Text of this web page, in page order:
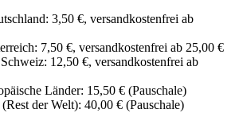
3,50 €, versandkostenfrei ab
7,50 €, versandkostenfrei ab 25,00 €
12,50 €, versandkostenfrei ab
Länder: 15,50 € (Pauschale)
der Welt): 40,00 € (Pauschale)